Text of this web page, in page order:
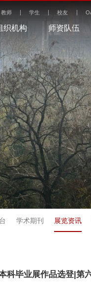
教师 学生 校友
织机构 师资队伍
学术期刊 展览资讯
科毕业展作品选登|第